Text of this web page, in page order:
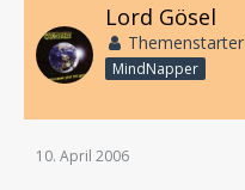
Lord Gösel
Themenstarter
MindNapper
10. April 2006